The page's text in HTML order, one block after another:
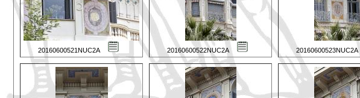
20160600521NUC2A 20160600522NUC2A 20160600523NUC2A